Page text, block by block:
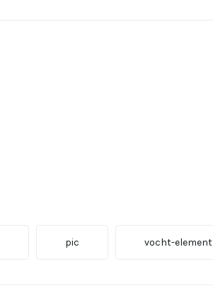
pic vocht-element